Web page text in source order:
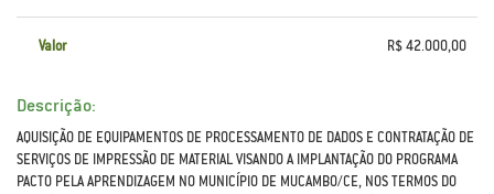
Valor R$ 42.000,00
Descrição:
AQUISIÇÃO DE EQUIPAMENTOS DE PROCESSAMENTO DE DADOS E CONTRATAÇÃO DE
SERVIÇOS DE IMPRESSÃO DE MATERIAL VISANDO A IMPLANTAÇÃO DO PROGRAMA
PACTO PELA APRENDIZAGEM NO MUNICÍPIO DE MUCAMBO/CE, NOS TERMOS DO